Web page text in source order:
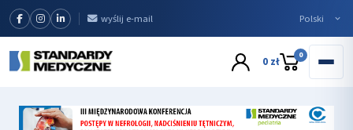
wyślij e-mail
0 zł 0